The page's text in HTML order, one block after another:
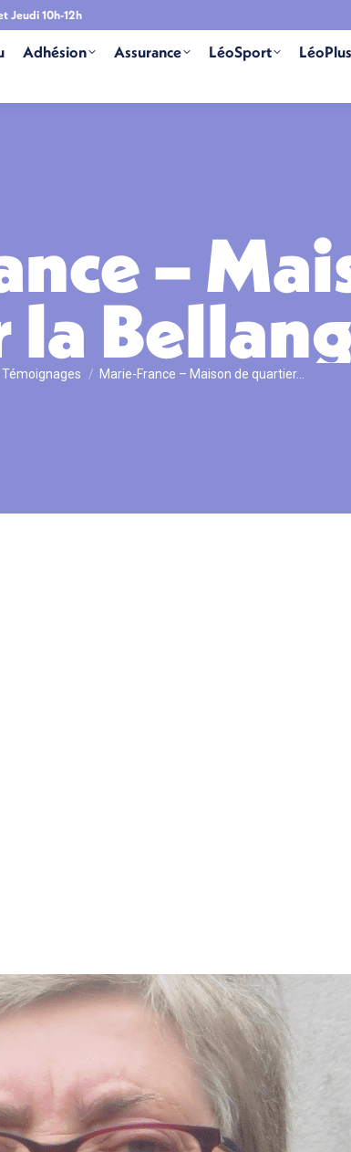
Jeudi 10h-12h
Adhésion Assurance LéoSport LéoPlus
–
ici :
Témoignages Marie-France – Maison de quartier…